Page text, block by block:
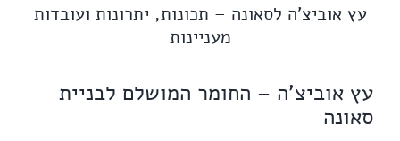
עץ אוביצ'ה לסאונה – תכונות, יתרונות ועובדות
מעניינות
עץ אוביצ'ה – החומר המושלם לבניית
סאונה